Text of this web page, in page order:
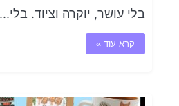
בלי עושר, יוקרה וציוד. בלי...
קרא עוד »